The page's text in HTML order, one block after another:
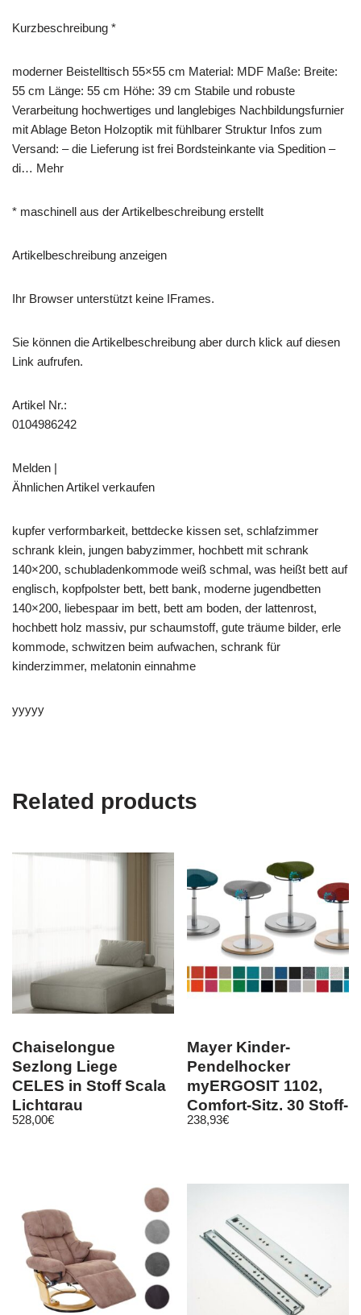
Kurzbeschreibung *
moderner Beistelltisch 55×55 cm Material: MDF Maße: Breite:
55 cm Länge: 55 cm Höhe: 39 cm Stabile und robuste
Verarbeitung hochwertiges und langlebiges Nachbildungsfurnier
mit Ablage Beton Holzoptik mit fühlbarer Struktur Infos zum
Versand: – die Lieferung ist frei Bordsteinkante via Spedition –
di… Mehr
* maschinell aus der Artikelbeschreibung erstellt
Artikelbeschreibung anzeigen
Ihr Browser unterstützt keine IFrames.
Sie können die Artikelbeschreibung aber durch klick auf diesen
Link aufrufen.
Artikel Nr.:
0104986242
Melden |
Ähnlichen Artikel verkaufen
kupfer verformbarkeit, bettdecke kissen set, schlafzimmer
schrank klein, jungen babyzimmer, hochbett mit schrank
140×200, schubladenkommode weiß schmal, was heißt bett auf
englisch, kopfpolster bett, bett bank, moderne jugendbetten
140×200, liebespaar im bett, bett am boden, der lattenrost,
hochbett holz massiv, pur schaumstoff, gute träume bilder, erle
kommode, schwitzen beim aufwachen, schrank für
kinderzimmer, melatonin einnahme
yyyyy
Related products
Chaiselongue
Sezlong Liege
CELES in Stoff Scala
Lichtgrau
528,00€
Mayer Kinder-
Pendelhocker
myERGOSIT 1102,
Comfort-Sitz, 30 Stoff-
Bezüge
238,93€